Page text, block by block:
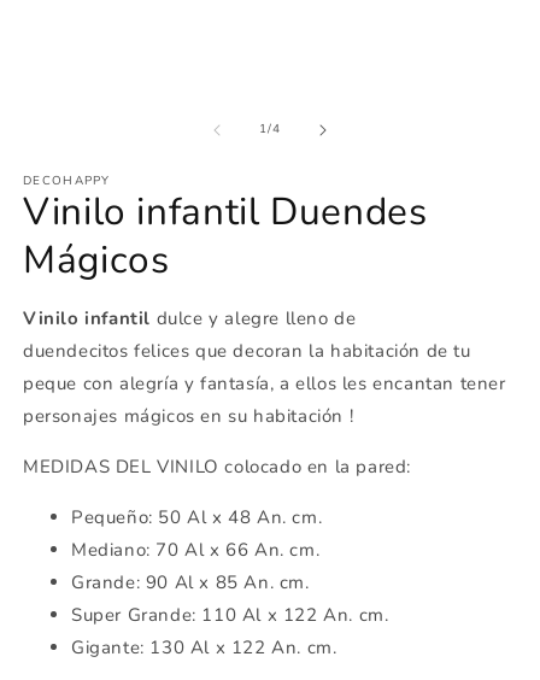
1/de
4
DECOHAPPY
Vinilo infantil Duendes
Mágicos
Vinilo infantil dulce y alegre lleno de
duendecitos felices que decoran la habitación de tu
peque con alegría y fantasía, a ellos les encantan tener
personajes mágicos en su habitación !
MEDIDAS DEL VINILO colocado en la pared:
Pequeño: 50 Al x 48 An. cm.
Mediano: 70 Al x 66 An. cm.
Grande: 90 Al x 85 An. cm.
Super Grande: 110 Al x 122 An. cm.
Gigante: 130 Al x 122 An. cm.